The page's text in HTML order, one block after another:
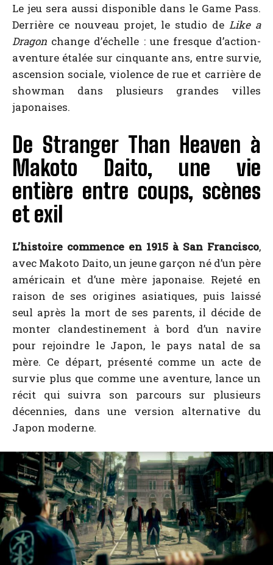
Le jeu sera aussi disponible dans le Game Pass.
Derrière ce nouveau projet, le studio de Like a
Dragon change d’échelle : une fresque d’action-
aventure étalée sur cinquante ans, entre survie,
ascension sociale, violence de rue et carrière de
showman dans plusieurs grandes villes
japonaises.
De Stranger Than Heaven à
Makoto Daito, une vie
entière entre coups, scènes
et exil
L’histoire commence en 1915 à San Francisco,
avec Makoto Daito, un jeune garçon né d’un père
américain et d’une mère japonaise. Rejeté en
raison de ses origines asiatiques, puis laissé
seul après la mort de ses parents, il décide de
monter clandestinement à bord d’un navire
pour rejoindre le Japon, le pays natal de sa
mère. Ce départ, présenté comme un acte de
survie plus que comme une aventure, lance un
récit qui suivra son parcours sur plusieurs
décennies, dans une version alternative du
Japon moderne.